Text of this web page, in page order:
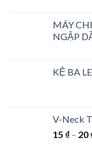
MÁY
NGẬP
KỆ BA
V-Neck
15 ₫ – 20